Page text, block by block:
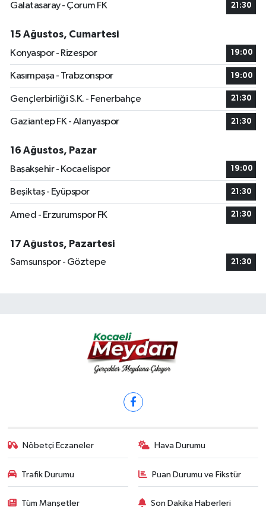
Galatasaray - Çorum FK
21:30
15 Ağustos, Cumartesi
Konyaspor - Rizespor
19:00
Kasımpaşa - Trabzonspor 19:00
Gençlerbirliği S.K. - Fenerbahçe 21:30
Gaziantep FK - Alanyaspor 21:30
16 Ağustos, Pazar
Başakşehir - Kocaelispor
19:00
Beşiktaş - Eyüpspor 21:30
Amed - Erzurumspor FK 21:30
17 Ağustos, Pazartesi
Samsunspor - Göztepe
21:30
Nöbetçi Eczaneler Hava Durumu
Trafik Durumu Puan Durumu ve Fikstür
Tüm Manşetler Son Dakika Haberleri